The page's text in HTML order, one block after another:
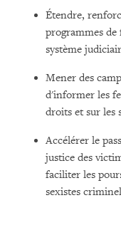
Étendre,
programmes
système
Mener des
d'informer les
droits et sur les
Accélérer le
justice des
faciliter les
sexistes